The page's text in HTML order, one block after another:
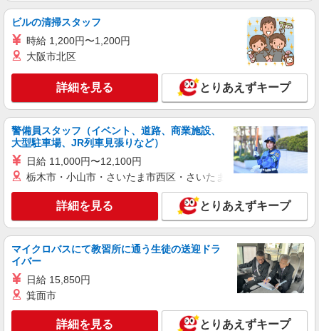
茨城県日立市川尻町3-24-10 （ダイエー日立店
さん敷地内）
キープ 詳細を見る
ビルの清掃スタッフ
時給 1,200円〜1,200円
大阪市北区
詳細を見る とりあえずキープ
警備員スタッフ（イベント、道路、商業施設、
大型駐車場、JR列車見張りなど）
日給 11,000円〜12,100円
栃木市・小山市・さいたま市西区・さいたま市岩槻区・久喜市・
詳細を見る とりあえずキープ
マイクロバスにて教習所に通う生徒の送迎ドラ
イバー
日給 15,850円
箕面市
詳細を見る とりあえずキープ